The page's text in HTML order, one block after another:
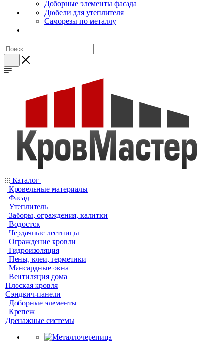
Доборные элементы фасада
Дюбели для утеплителя
Саморезы по металлу
Каталог
Кровельные материалы
Фасад
Утеплитель
Заборы, ограждения, калитки
Водосток
Чердачные лестницы
Ограждение кровли
Гидроизоляция
Пены, клеи, герметики
Мансардные окна
Вентиляция дома
Плоская кровля
Сэндвич-панели
Доборные элементы
Крепеж
Дренажные системы